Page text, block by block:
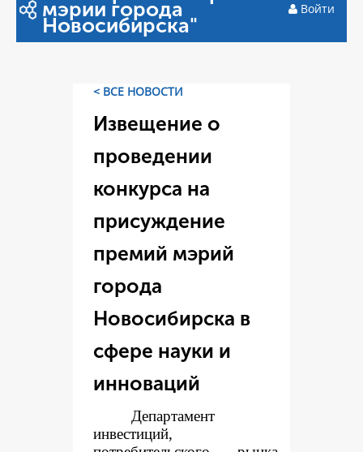
мэрии города
Новосибирска"
Войти
< ВСЕ НОВОСТИ
Извещение о
проведении
конкурса на
присуждение
премий мэрий
города
Новосибирска в
сфере науки и
инноваций
Департамент
инвестиций,